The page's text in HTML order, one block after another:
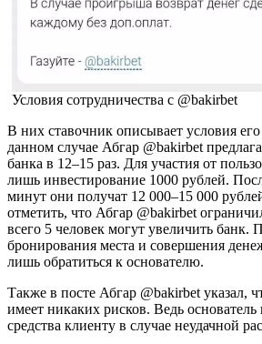
Условия сотрудничества с @bakirbet
В них ставочник описывает условия
данном случае Абгар @bakirbet
банка в 12–15 раз. Для участия от
лишь инвестирование 1000 рублей.
минут они получат 12 000–15 000
отметить, что Абгар @bakirbet
всего 5 человек могут увеличить банк.
бронирования места и совершения
лишь обратиться к основателю.
Также в посте Абгар @bakirbet указал,
имеет никаких рисков. Ведь
средства клиенту в случае неудачной